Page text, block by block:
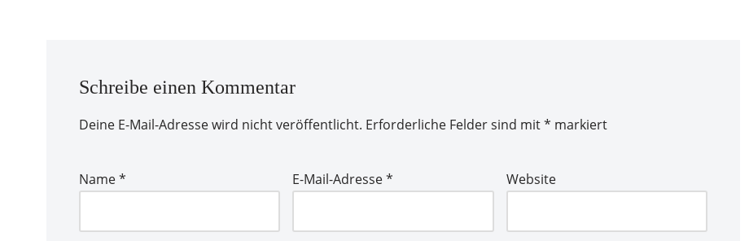
Schreibe einen Kommentar
Deine E-Mail-Adresse wird nicht veröffentlicht. Erforderliche Felder sind mit* markiert
Name* E-Mail-Adresse* Website